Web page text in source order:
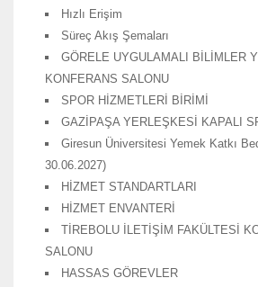
Hızlı Erişim
Süreç Akış Şemaları
GÖRELE UYGULAMALI BİLİMLER
KONFERANS SALONU
SPOR HİZMETLERİ BİRİMİ
GAZİPAŞA YERLEŞKESİ KAPALI
Giresun Üniversitesi Yemek Katkı
30.06.2027)
HİZMET STANDARTLARI
HİZMET ENVANTERİ
TİREBOLU İLETİŞİM FAKÜLTESİ
SALONU
HASSAS GÖREVLER